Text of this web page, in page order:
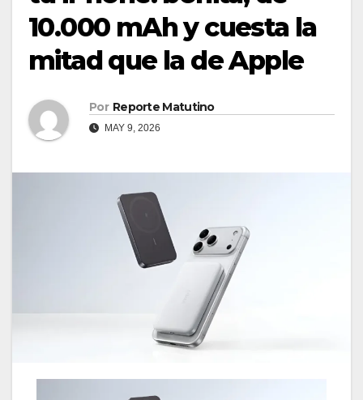
10.000 mAh y cuesta la
mitad que la de Apple
Por Reporte Matutino
MAY 9, 2026